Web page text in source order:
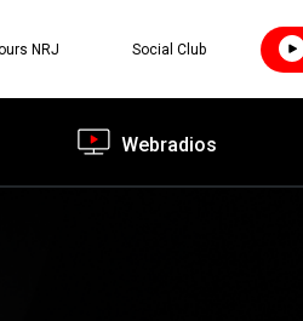
NRJ Social Club
Webradios